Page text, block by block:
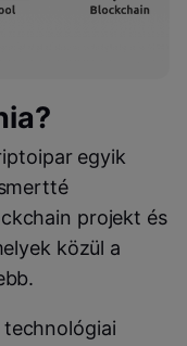
egyik
projekt és
közül a